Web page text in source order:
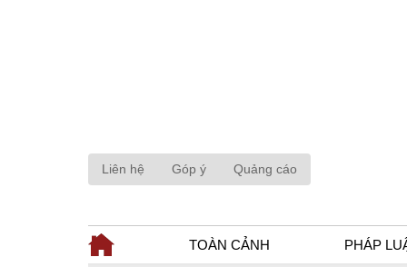
Liên hệ Góp ý Quảng cáo
TOÀN CẢNH PHÁP